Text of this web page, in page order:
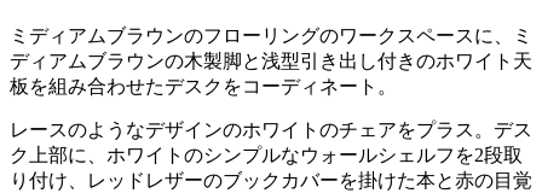
ミディアムブラウンのフローリングのワークスペースに、ミ
ディアムブラウンの木製脚と浅型引き出し付きのホワイト天
板を組み合わせたデスクをコーディネート。
レースのようなデザインのホワイトのチェアをプラス。デス
ク上部に、ホワイトのシンプルなウォールシェルフを2段取
り付け、レッドレザーのブックカバーを掛けた本と赤の目覚